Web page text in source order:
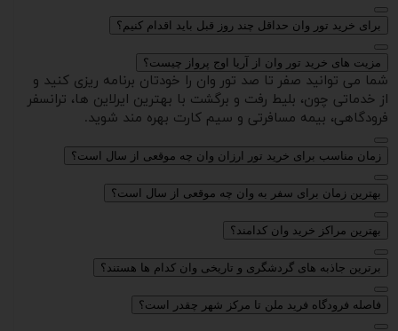
برای خرید تور وان حداقل چند روز قبل باید اقدام کنیم؟
مزیت های خرید تور وان از آریا اوج پرواز چیست؟
شما می توانید صفر تا صد تور وان را خودتان برنامه ریزی کنید و
از خدماتی چون، بلیط رفت و برگشت با بهترین ایرلاین ها، ترانسفر
فرودگاهی، بیمه مسافرتی و سیم کارت بهره مند شوید.
زمان مناسب برای خرید تور ارزان وان چه موقعی از سال است؟
بهترین زمان برای سفر به وان چه موقعی از سال است؟
بهترین مراکز خرید وان کدامند؟
برترین جاذبه های گردشگری و تاریخی وان کدام ها هستند؟
فاصله فرودگاه فرید ملن تا مرکز شهر چقدر است؟